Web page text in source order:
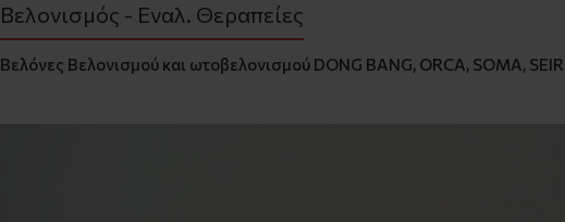
Βελονισμός - Εναλ. Θεραπείες
Βελόνες Βελονισμού και ωτοβελονισμού DONG BANG, ORCA, SOMA,